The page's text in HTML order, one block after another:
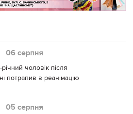
06 серпня
чоловік після
потрапив в реанімацію
05 серпня